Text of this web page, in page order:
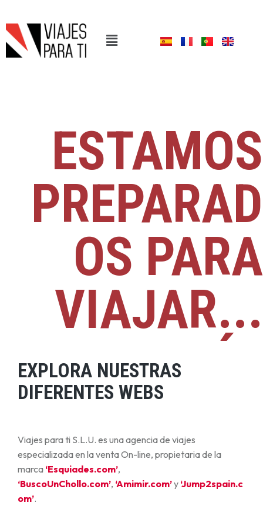
ESTAMOS
PREPARAD
OS PARA
VIAJAR...
¿Y TÚ?
EXPLORA NUESTRAS
DIFERENTES WEBS
Viajes para ti S.L.U. es una agencia de viajes
especializada en la venta On-line, propietaria de la
marca ‘Esquiades.com’,
‘BuscoUnChollo.com’, ‘Amimir.com’y ‘Jump2spain.c
om’.